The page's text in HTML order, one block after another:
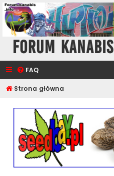
Forum Kanabis
FAQ
Strona główna